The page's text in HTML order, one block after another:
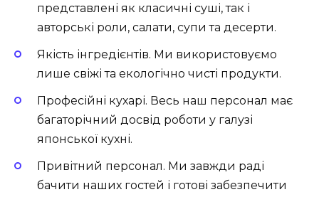
представлені як класичні суші, так і
авторські роли, салати, супи та десерти.
Якість інгредієнтів. Ми використовуємо
лише свіжі та екологічно чисті продукти.
Професійні кухарі. Весь наш персонал має
багаторічний досвід роботи у галузі
японської кухні.
Привітний персонал. Ми завжди раді
бачити наших гостей і готові забезпечити